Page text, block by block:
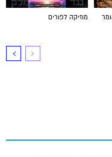
מוזיקה לפורים